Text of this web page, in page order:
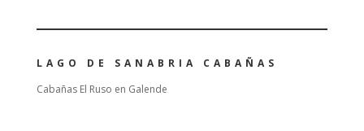
LAGO DE SANABRIA CABAÑAS
Cabañas El Ruso en Galende